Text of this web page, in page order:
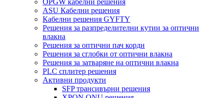
OPGW кабелни решения
ASU Кабелни решения
Кабелни решения GYFTY
Решения за разпределителни кутии за оптични
влакна
Решения за оптични пач корди
Решения за сглобки от оптични влакна
Решения за затваряне на оптични влакна
PLC сплитер решения
Активни продукти
SFP трансивърни решения